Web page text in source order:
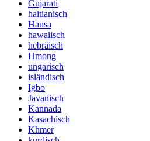
Gujarati
haitianisch
Hausa
hawaiisch
hebräisch
Hmong
ungarisch
isländisch
Igbo
Javanisch
Kannada
Kasachisch
Khmer